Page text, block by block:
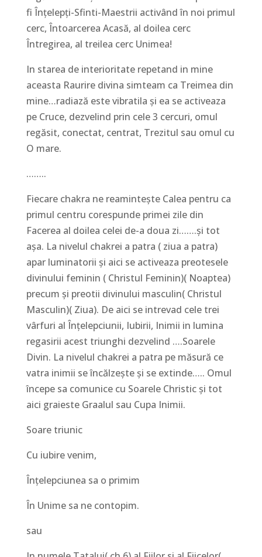
fi Înțelepți-Sfinti-Maestrii activând în noi primul
cerc, Întoarcerea Acasă, al doilea cerc
Întregirea, al treilea cerc Unimea!
In starea de interioritate repetand in mine
aceasta Raurire divina simteam ca Treimea din
mine…radiază este vibratila și ea se activeaza
pe Cruce, dezvelind prin cele 3 cercuri, omul
regăsit, conectat, centrat, Trezitul sau omul cu
O mare.
……..
Fiecare chakra ne reamintește Calea pentru ca
primul centru corespunde primei zile din
Facerea al doilea celei de-a doua zi…….și tot
așa. La nivelul chakrei a patra ( ziua a patra)
apar luminatorii și aici se activeaza preotesele
divinului feminin ( Christul Feminin)( Noaptea)
precum și preotii divinului masculin( Christul
Masculin)( Ziua). De aici se intrevad cele trei
vârfuri al Înțelepciunii, Iubirii, Inimii in lumina
regasirii acest triunghi dezvelind ….Soarele
Divin. La nivelul chakrei a patra pe măsură ce
vatra inimii se încălzește și se extinde….. Omul
începe sa comunice cu Soarele Christic și tot
aici graieste Graalul sau Cupa Inimii.
Soare triunic
Cu iubire venim,
Înțelepciunea sa o primim
În Unime sa ne contopim.
sau